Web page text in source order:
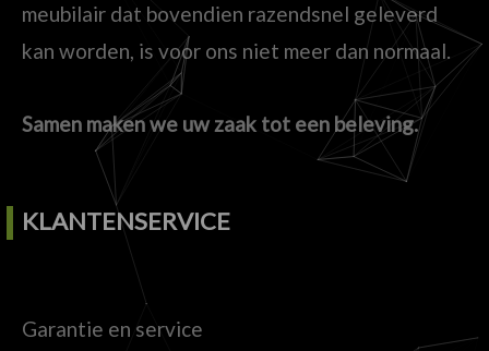
meubilair dat bovendien razendsnel geleverd
kan worden, is voor ons niet meer dan normaal.
Samen maken we uw zaak tot een beleving.
KLANTENSERVICE
Garantie en service